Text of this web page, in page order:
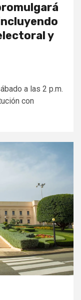
y
a las 2 p.m.
con